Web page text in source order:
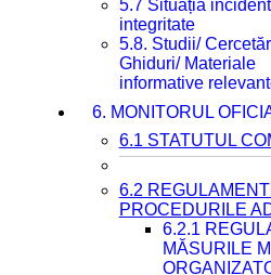
5.7 Situația
integritate
5.8. Studii/
Ghiduri/ Materiale
informative
6. MONITORUL
6.1 STATUTUL
6.2
PROCEDURILE
6.2.1
MĂSURILE